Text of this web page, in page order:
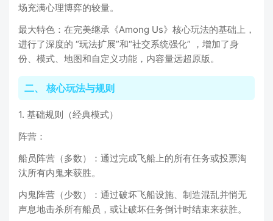
场充满心理博弈的较量。
最大特色：在完美继承《Among Us》核心玩法的基础上，
进行了深度的 “玩法扩展”和“社交系统强化” ，增加了身
份、模式、地图和自定义功能，内容量远超原版。
二、 核心玩法与规则
1. 基础规则（经典模式）
阵营：
船员阵营（多数）：通过完成飞船上的所有任务或投票淘
汰所有内鬼来获胜。
内鬼阵营（少数）：通过破坏飞船设施、制造混乱并悄无
声息地击杀所有船员，或让破坏任务倒计时结束来获胜。